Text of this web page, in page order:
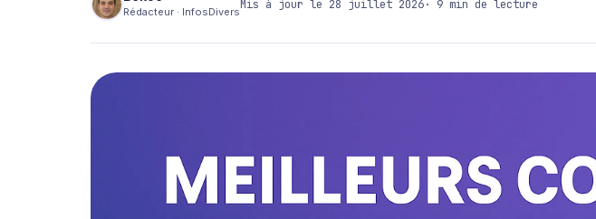
Rédacteur · InfosDiversMis à jour le 28 juillet 2026· 9 min de lecture